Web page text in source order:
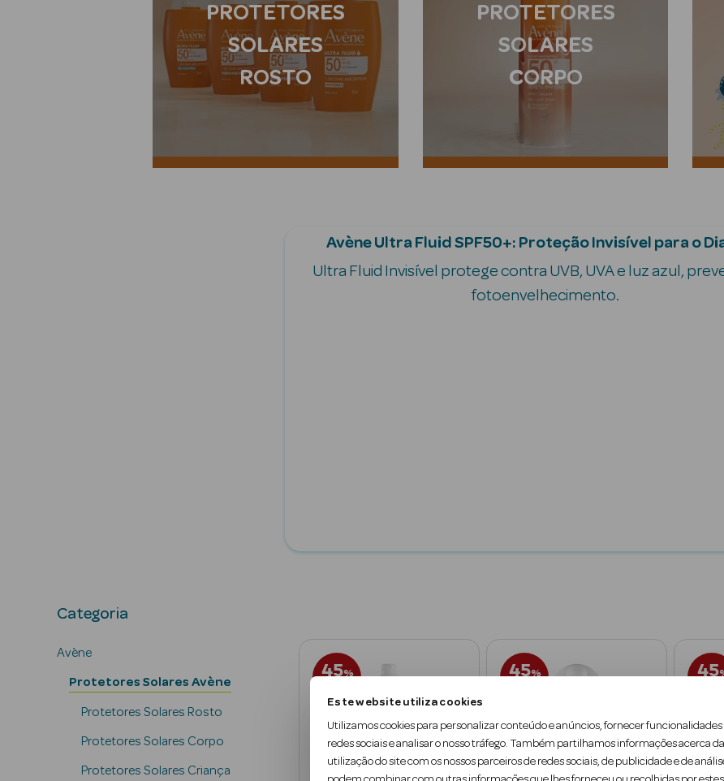
Este website utiliza cookies
Utilizamos cookies para personalizar conteúdo e anúncios, fornecer funcionalidades
redes sociais e analisar o nosso tráfego. Também partilhamos informações acerca
utilização do site com os nossos parceiros de redes sociais, de publicidade e de
PROTETORES
SOLARES
ROSTO
PROTETORES
SOLARES
CORPO
Avène Ultra Fluid SPF50+: Proteção Invisível para o
Ultra Fluid Invisível protege contra UVB, UVA e luz azul,
fotoenvelhecimento.
Categoria
Avène
Protetores Solares Avène
Protetores Solares Rosto
Protetores Solares Corpo
Protetores Solares Criança
45% 45% 45